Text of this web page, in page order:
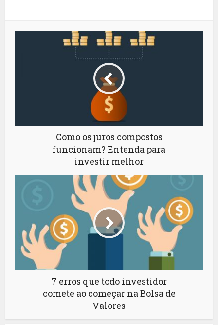
Como os juros compostos
funcionam? Entenda para
investir melhor
7 erros que todo investidor
comete ao começar na Bolsa de
Valores